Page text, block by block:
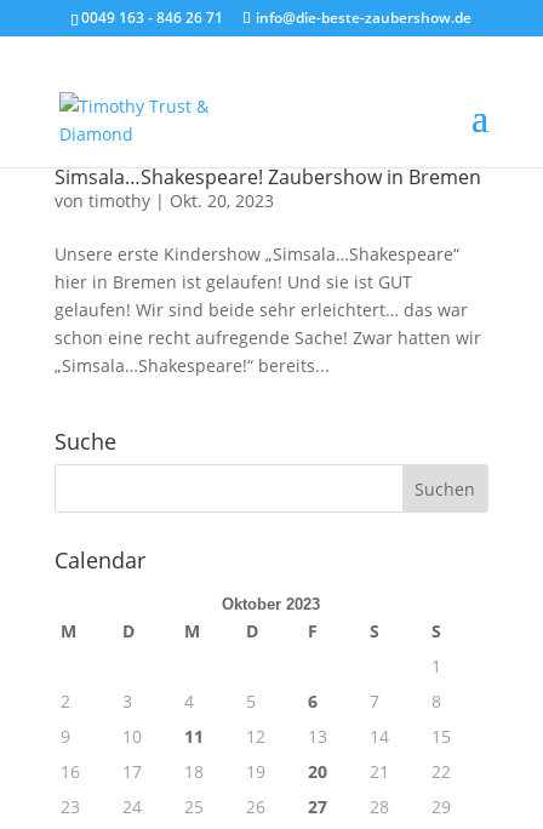
0049 163 - 846 26 71 info@die-beste-zaubershow.de
Simsala…Shakespeare! Zaubershow in Bremen
von timothy| Okt. 20, 2023
Unsere erste Kindershow „Simsala…Shakespeare“
hier in Bremen ist gelaufen! Und sie ist GUT
gelaufen! Wir sind beide sehr erleichtert… das war
schon eine recht aufregende Sache! Zwar hatten wir
„Simsala…Shakespeare!“ bereits...
Suche
Calendar
Oktober 2023
M D M D F S
S
1
2
3 4 5 6 7
8
9
10 11 12 13 14
15
16
17 18 19 20 21
22
23
24 25 26 27 28
29